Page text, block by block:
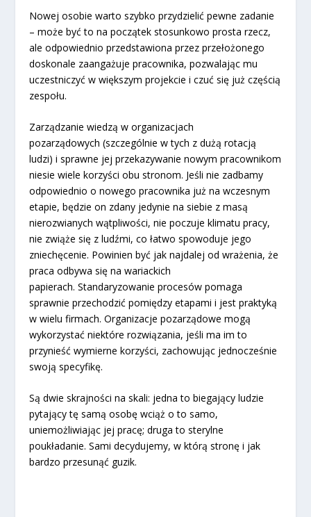
Nowej osobie warto szybko przydzielić pewne zadanie
– może być to na początek stosunkowo prosta rzecz,
ale odpowiednio przedstawiona przez przełożonego
doskonale zaangażuje pracownika, pozwalając mu
uczestniczyć w większym projekcie i czuć się już częścią
zespołu.
Zarządzanie wiedzą w organizacjach
pozarządowych (szczególnie w tych z dużą rotacją
ludzi) i sprawne jej przekazywanie nowym pracownikom
niesie wiele korzyści obu stronom. Jeśli nie zadbamy
odpowiednio o nowego pracownika już na wczesnym
etapie, będzie on zdany jedynie na siebie z masą
nierozwianych wątpliwości, nie poczuje klimatu pracy,
nie zwiąże się z ludźmi, co łatwo spowoduje jego
zniechęcenie. Powinien być jak najdalej od wrażenia, że
praca odbywa się na wariackich
papierach. Standaryzowanie procesów pomaga
sprawnie przechodzić pomiędzy etapami i jest praktyką
w wielu firmach. Organizacje pozarządowe mogą
wykorzystać niektóre rozwiązania, jeśli ma im to
przynieść wymierne korzyści, zachowując jednocześnie
swoją specyfikę.
Są dwie skrajności na skali: jedna to biegający ludzie
pytający tę samą osobę wciąż o to samo,
uniemożliwiając jej pracę; druga to sterylne
poukładanie. Sami decydujemy, w którą stronę i jak
bardzo przesunąć guzik.